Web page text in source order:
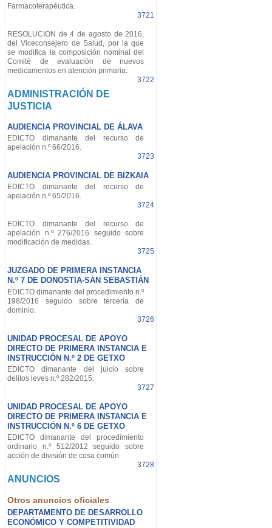
Farmacoterapéutica.
3721
RESOLUCIÓN de 4 de agosto de 2016,
del Viceconsejero de Salud, por la que
se modifica la composición nominal del
Comité de evaluación de nuevos
medicamentos en atención primaria.
3722
ADMINISTRACIÓN DE
JUSTICIA
AUDIENCIA PROVINCIAL DE ÁLAVA
EDICTO dimanante del recurso de
apelación n.º 66/2016.
3723
AUDIENCIA PROVINCIAL DE BIZKAIA
EDICTO dimanante del recurso de
apelación n.º 65/2016.
3724
EDICTO dimanante del recurso de
apelación n.º 276/2016 seguido sobre
modificación de medidas.
3725
JUZGADO DE PRIMERA INSTANCIA
N.º 7 DE DONOSTIA-SAN SEBASTIÁN
EDICTO dimanante del procedimiento n.º
198/2016 seguido sobre tercería de
dominio.
3726
UNIDAD PROCESAL DE APOYO
DIRECTO DE PRIMERA INSTANCIA E
INSTRUCCIÓN N.º 2 DE GETXO
EDICTO dimanante del juicio sobre
delitos leves n.º 282/2015.
3727
UNIDAD PROCESAL DE APOYO
DIRECTO DE PRIMERA INSTANCIA E
INSTRUCCIÓN N.º 6 DE GETXO
EDICTO dimanante del procedimiento
ordinario n.º 512/2012 seguido sobre
acción de división de cosa común.
3728
ANUNCIOS
Otros anuncios oficiales
DEPARTAMENTO DE DESARROLLO
ECONÓMICO Y COMPETITIVIDAD